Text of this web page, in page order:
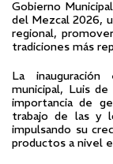
Gobierno
del Mezcal 2026,
regional,
tradiciones más
La
municipal, Luis
importancia de
trabajo de las y
impulsando su
productos a nivel